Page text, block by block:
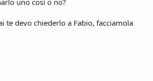
al DASPO per tenerli lontani dalle piste
te devo chiederlo a Fabio, facciamola